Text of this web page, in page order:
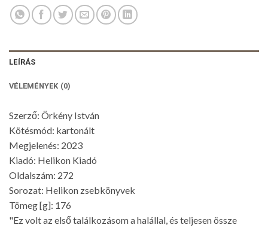
LEÍRÁS
VÉLEMÉNYEK (0)
Szerző: Örkény István
Kötésmód: kartonált
Megjelenés: 2023
Kiadó: Helikon Kiadó
Oldalszám: 272
Sorozat: Helikon zsebkönyvek
Tömeg [g]: 176
"Ez volt az első találkozásom a halállal, és teljesen össze